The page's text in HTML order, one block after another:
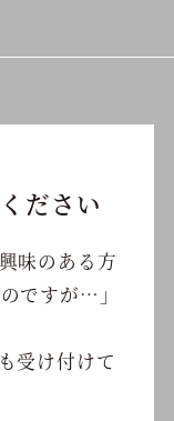
ださい
味のある方
ですが…」
受け付けて